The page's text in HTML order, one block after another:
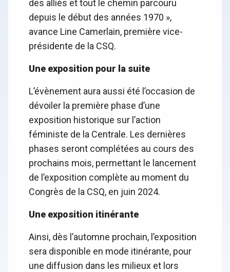
des alliés et tout le chemin parcouru
depuis le début des années 1970 »,
avance Line Camerlain, première vice-
présidente de la CSQ.
Une exposition pour la suite
L’évènement aura aussi été l’occasion de
dévoiler la première phase d’une
exposition historique sur l’action
féministe de la Centrale. Les dernières
phases seront complétées au cours des
prochains mois, permettant le lancement
de l’exposition complète au moment du
Congrès de la CSQ, en juin 2024.
Une exposition itinérante
Ainsi, dès l’automne prochain, l’exposition
sera disponible en mode itinérante, pour
une diffusion dans les milieux et lors